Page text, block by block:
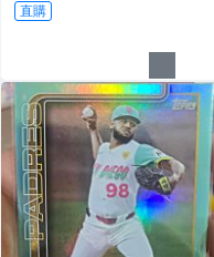
直購